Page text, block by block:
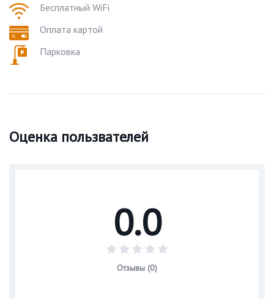
Бесплатный WiFi
Оплата картой
Парковка
Оценка пользвателей
0.0
Отзывы (0)